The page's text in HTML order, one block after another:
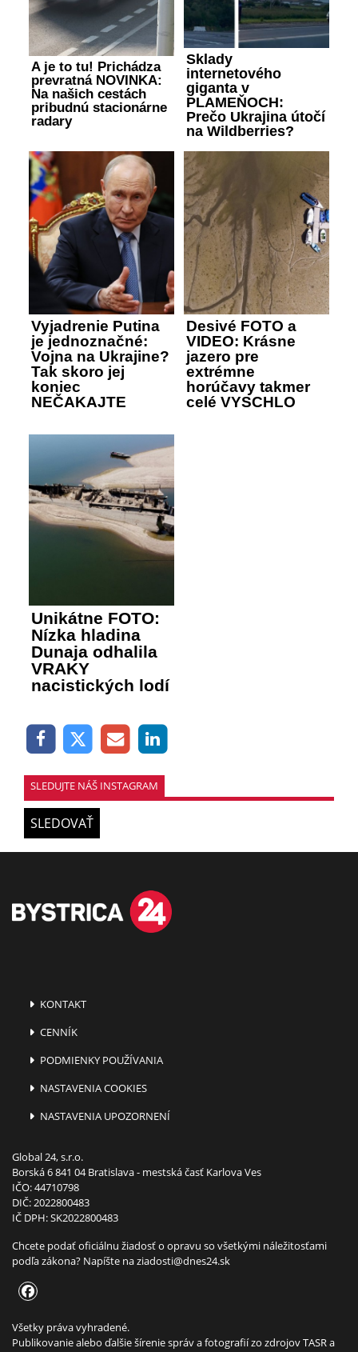
A je to tu! Prichádza
prevratná NOVINKA:
Na našich cestách
pribudnú stacionárne
radary
Sklady
internetového
giganta v
PLAMEŇOCH:
Prečo Ukrajina útočí
na Wildberries?
Vyjadrenie Putina
je jednoznačné:
Vojna na Ukrajine?
Tak skoro jej
koniec
NEČAKAJTE
Desivé FOTO a
VIDEO: Krásne
jazero pre
extrémne
horúčavy takmer
celé VYSCHLO
Unikátne FOTO:
Nízka hladina
Dunaja odhalila
VRAKY
nacistických lodí
SLEDUJTE NÁŠ INSTAGRAM
SLEDOVAŤ
KONTAKT
CENNÍK
PODMIENKY POUŽÍVANIA
NASTAVENIA COOKIES
NASTAVENIA UPOZORNENÍ
Global 24, s.r.o.
Borská 6 841 04 Bratislava - mestská časť Karlova Ves
IČO: 44710798
DIČ: 2022800483
IČ DPH: SK2022800483
Chcete podať oficiálnu žiadosť o opravu so všetkými náležitosťami
podľa zákona? Napíšte naziadosti@dnes24.sk
Všetky práva vyhradené.
Publikovanie alebo ďalšie šírenie správ a fotografií zo zdrojov TASR a